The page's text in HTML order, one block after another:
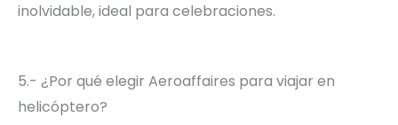
inolvidable, ideal para celebraciones.
5.- ¿Por qué elegir Aeroaffaires para viajar en
helicóptero?